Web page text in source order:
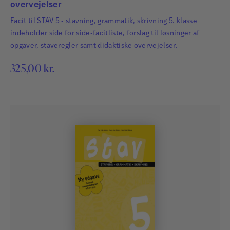
overvejelser
Facit til STAV 5 - stavning, grammatik, skrivning 5. klasse
indeholder side for side-facitliste, forslag til løsninger af
opgaver, staveregler samt didaktiske overvejelser.
325,00 kr.